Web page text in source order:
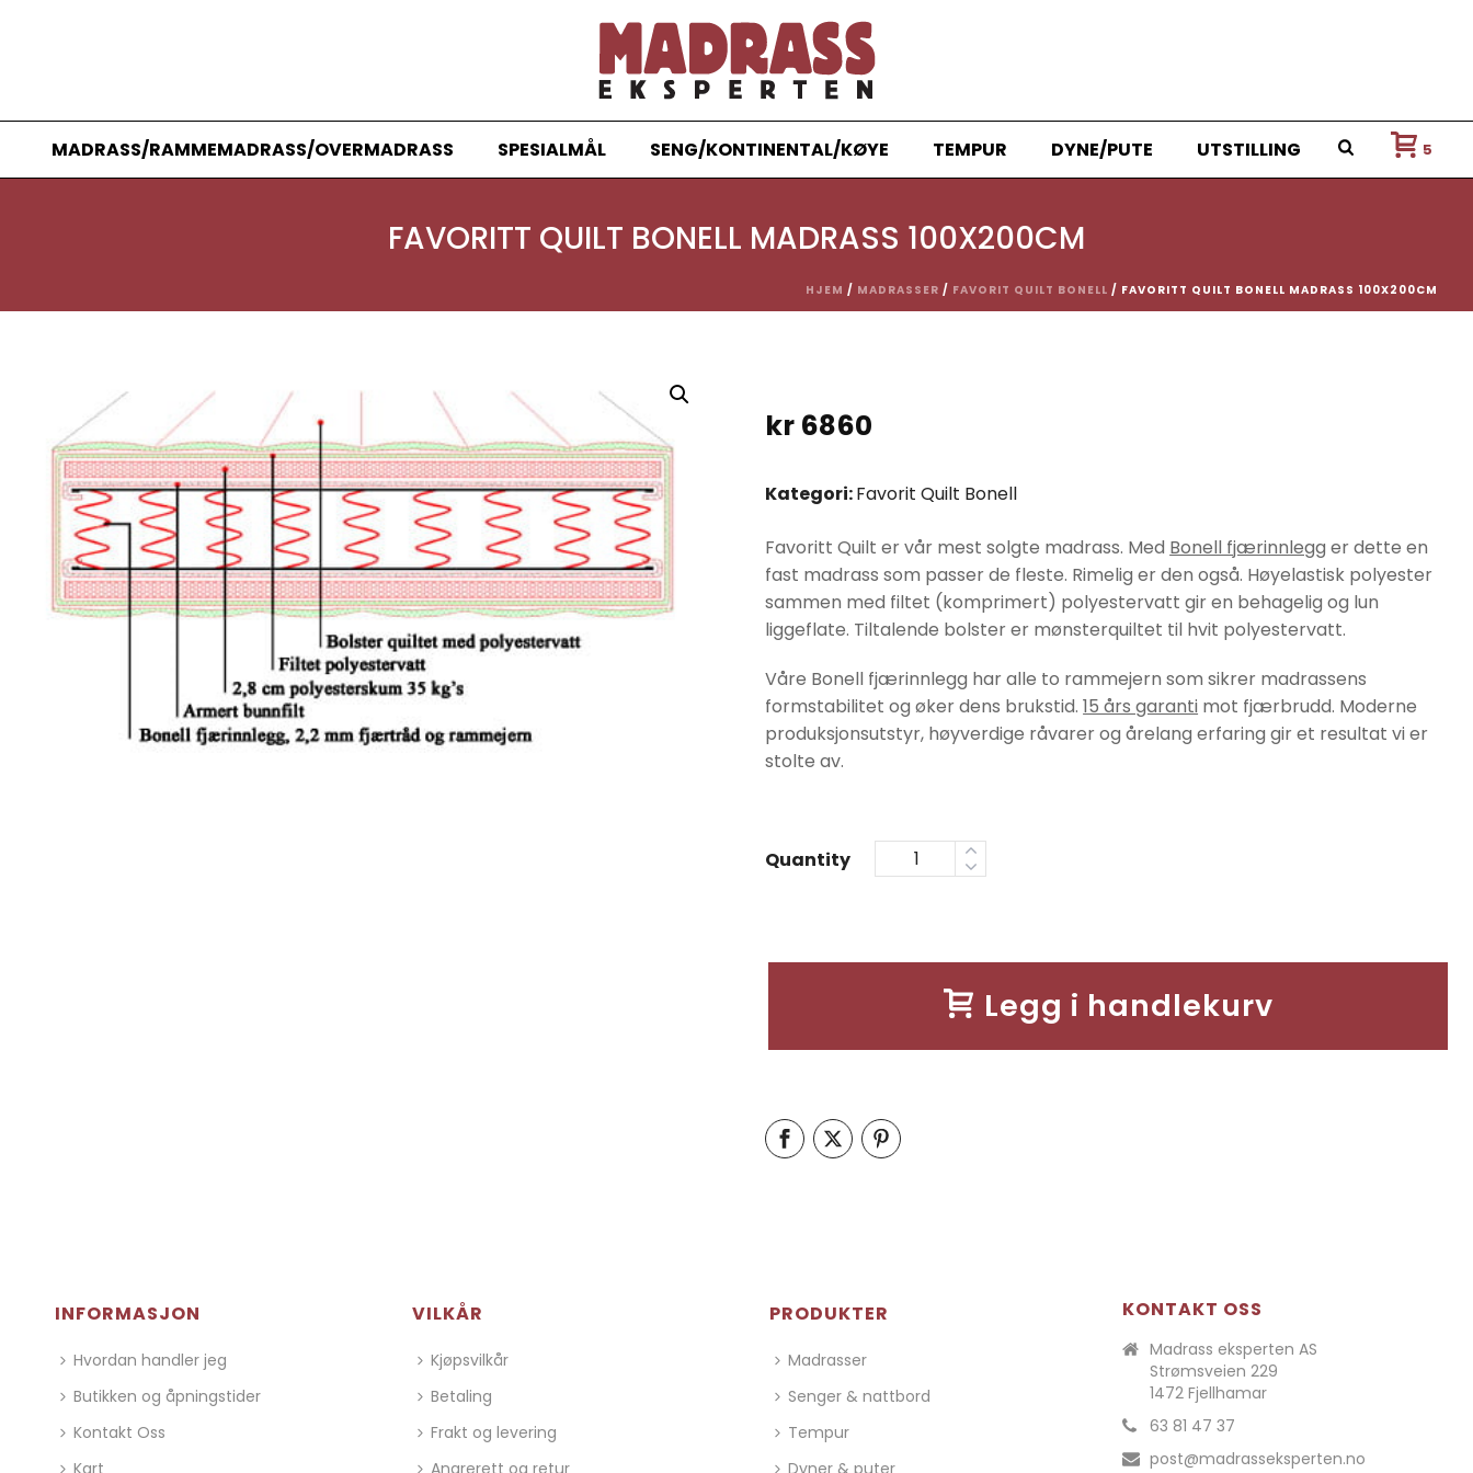
MADRASS/RAMMEMADRASS/OVERMADRASS SPESIALMÅL SENG/KONTINENTAL/KØYE TEMPUR DYNE/PUTE UTSTILLING 5
FAVORITT QUILT BONELL MADRASS 100X200CM
HJEM / MADRASSER / FAVORIT QUILT BONELL / FAVORITT QUILT BONELL MADRASS 100X200CM
kr 6860
Kategori:Favorit Quilt Bonell
Favoritt Quilt er vår mest solgte madrass. Med Bonell fjærinnlegg er dette en
fast madrass som passer de fleste. Rimelig er den også. Høyelastisk polyester
sammen med filtet (komprimert) polyestervatt gir en behagelig og lun
liggeflate. Tiltalende bolster er mønsterquiltet til hvit polyestervatt.
Våre Bonell fjærinnlegg har alle to rammejern som sikrer madrassens
formstabilitet og øker dens brukstid.15 års garanti mot fjærbrudd. Moderne
produksjonsutstyr, høyverdige råvarer og årelang erfaring gir et resultat vi er
stolte av.
Quantity
Legg i handlekurv
INFORMASJON
Hvordan handler jeg
Butikken og åpningstider
Kontakt Oss
Kart
VILKÅR
Kjøpsvilkår
Betaling
Frakt og levering
Angrerett og retur
PRODUKTER
Madrasser
Senger & nattbord
Tempur
Dyner & puter
KONTAKT OSS
Madrass eksperten AS
Strømsveien 229
1472 Fjellhamar
63 81 47 37
post@madrasseksperten.no